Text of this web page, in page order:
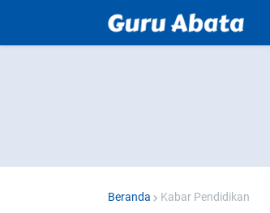
Beranda Kabar Pendidikan